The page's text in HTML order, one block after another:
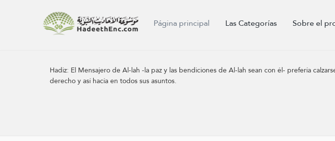
Página principal Las Categorías Sobre el
Hadiz: El Mensajero de Al-lah -la paz y las bendiciones de Al-lah sean con él- prefería
derecho y así hacía en todos sus asuntos.